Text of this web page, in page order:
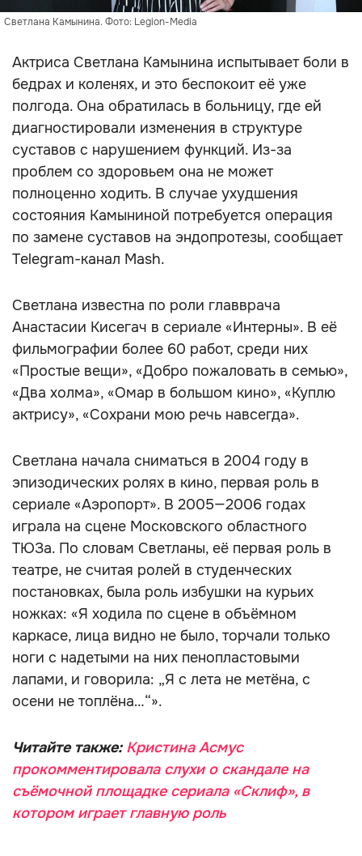
Светлана Камынина. Фото: Legion-Media
Актриса Светлана Камынина испытывает боли в
бедрах и коленях, и это беспокоит её уже
полгода. Она обратилась в больницу, где ей
диагностировали изменения в структуре
суставов с нарушением функций. Из-за
проблем со здоровьем она не может
полноценно ходить. В случае ухудшения
состояния Камыниной потребуется операция
по замене суставов на эндопротезы, сообщает
Telegram-канал Mash.
Светлана известна по роли главврача
Анастасии Кисегач в сериале «Интерны». В её
фильмографии более 60 работ, среди них
«Простые вещи», «Добро пожаловать в семью»,
«Два холма», «Омар в большом кино», «Куплю
актрису», «Сохрани мою речь навсегда».
Светлана начала сниматься в 2004 году в
эпизодических ролях в кино, первая роль в
сериале «Аэропорт». В 2005—2006 годах
играла на сцене Московского областного
ТЮЗа. По словам Светланы, её первая роль в
театре, не считая ролей в студенческих
постановках, была роль избушки на курьих
ножках: «Я ходила по сцене в объёмном
каркасе, лица видно не было, торчали только
ноги с надетыми на них пенопластовыми
лапами, и говорила: „Я с лета не метёна, с
осени не топлёна…“».
Читайте также: Кристина Асмус
прокомментировала слухи о скандале на
съёмочной площадке сериала «Склиф», в
котором играет главную роль